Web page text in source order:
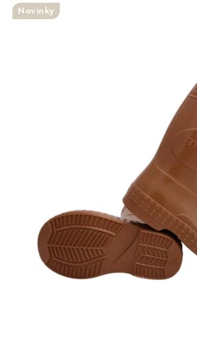
Všeobecné obchodné podmienky
Podmienky ochrany osobných údajov a
Formulár na odstúpenie od zmluvy
Moja objednávka
Novinky